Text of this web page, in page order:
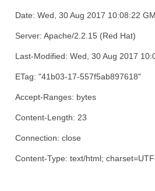
Date: Wed, 30 Aug 2017 10:08:22
Server: Apache/2.2.15 (Red Hat)
Last-Modified: Wed, 30 Aug 2017
ETag: "41b03-17-557f5ab897618"
Accept-Ranges: bytes
Content-Length: 23
Connection: close
Content-Type: text/html;